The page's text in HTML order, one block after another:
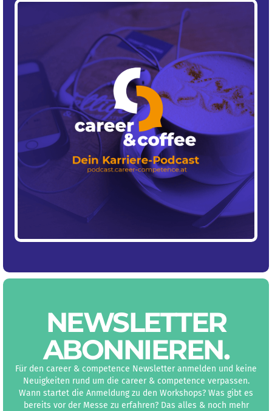
NEWS­LETTER
ABON­NIEREN.
Für den career & competence Newsletter anmelden und keine
Neuigkeiten rund um die career & competence verpassen.
Wann startet die Anmeldung zu den Workshops? Was gibt es
bereits vor der Messe zu erfahren? Das alles & noch mehr